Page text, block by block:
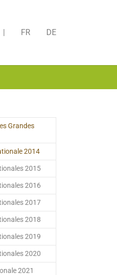
| FR DE
Grandes
2014(current)
2015
2016
2017
2018
2019
2020
2021